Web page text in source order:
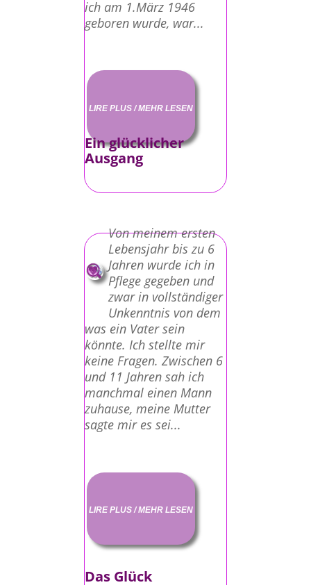
ich am 1.März 1946
geboren wurde, war...
LIRE PLUS / MEHR LESEN
Ein glücklicher
Ausgang
Von meinem ersten
Lebensjahr bis zu 6
Jahren wurde ich in
Pflege gegeben und
zwar in vollständiger
Unkenntnis von dem
was ein Vater sein
könnte. Ich stellte mir
keine Fragen. Zwischen 6
und 11 Jahren sah ich
manchmal einen Mann
zuhause, meine Mutter
sagte mir es sei...
LIRE PLUS / MEHR LESEN
Das Glück